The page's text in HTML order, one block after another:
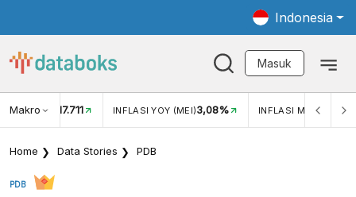
Indonesia
Masuk
Makro
USD/IDR 17.711 INFLASI YOY (MEI)3,08% INFLASI MOM (MEI)
Home Data Stories PDB
PDB